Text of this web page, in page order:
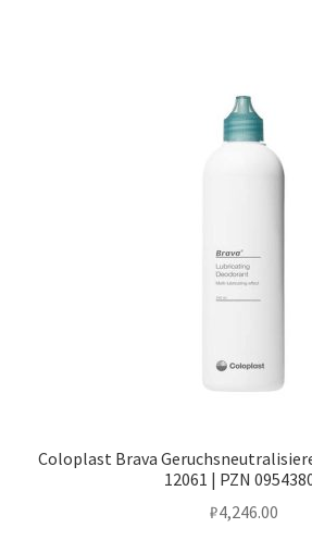
Coloplast Brava
12061 | PZN
₽4,246.00